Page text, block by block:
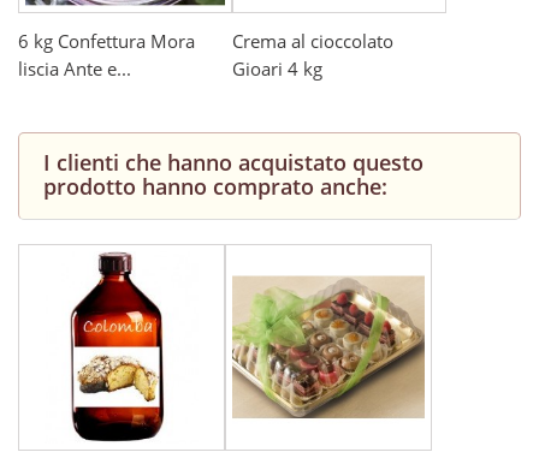
6 kg Confettura Mora
liscia Ante e...
Crema al cioccolato
Gioari 4 kg
I clienti che hanno acquistato questo
prodotto hanno comprato anche: